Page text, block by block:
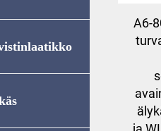
A6-